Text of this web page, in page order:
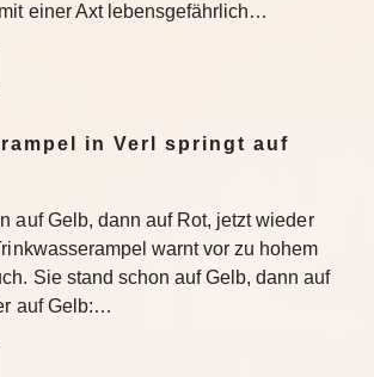
einer Axt lebensgefährlich…
in Verl springt auf
auf Gelb, dann auf Rot, jetzt wieder
warnt vor zu hohem
Sie stand schon auf Gelb, dann auf
auf Gelb:…